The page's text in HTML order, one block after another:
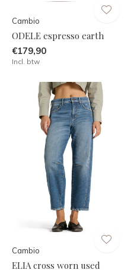
Cambio
ODELE espresso earth
€179,90
Incl. btw
Cambio
ELIA cross worn used